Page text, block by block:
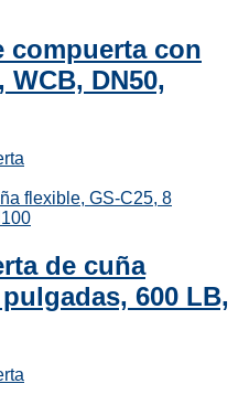
compuerta con
DN50,
de cuña
600 LB,